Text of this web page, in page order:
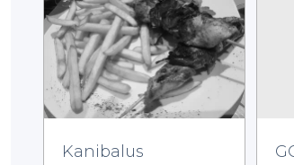
Kanibalus